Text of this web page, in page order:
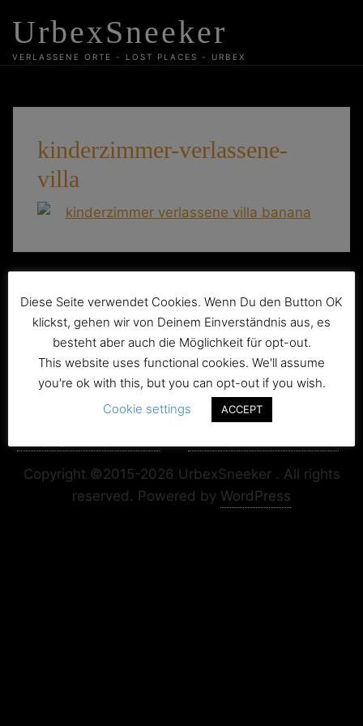
content
UrbexSneeker
VERLASSENE ORTE - LOST PLACES - URBEX
kinderzimmer-verlassene-
villa
Beitragsnavigation
Maison Banana
Copyright ©2015-2026 UrbexSneeker . All rights
reserved. Powered by WordPress
Diese Seite verwendet Cookies. Wenn Du den Button OK
klickst, gehen wir von Deinem Einverständnis aus, es
besteht aber auch die Möglichkeit für opt-out.
This website uses functional cookies. We'll assume
you're ok with this, but you can opt-out if you wish.
Cookie settings
ACCEPT